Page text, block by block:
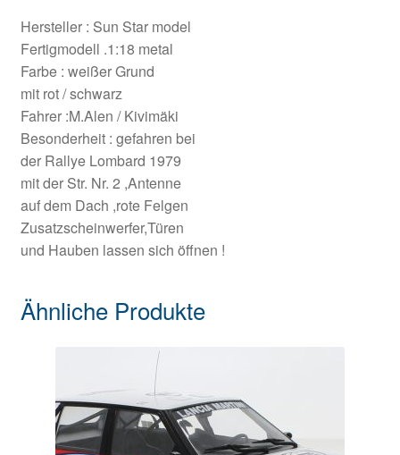
Hersteller : Sun Star model
Fertigmodell .1:18 metal
Farbe : weißer Grund
mit rot / schwarz
Fahrer :M.Alen / Kivimäki
Besonderheit : gefahren bei
der Rallye Lombard 1979
mit der Str. Nr. 2 ,Antenne
auf dem Dach ,rote Felgen
Zusatzscheinwerfer,Türen
und Hauben lassen sich öffnen !
Ähnliche Produkte